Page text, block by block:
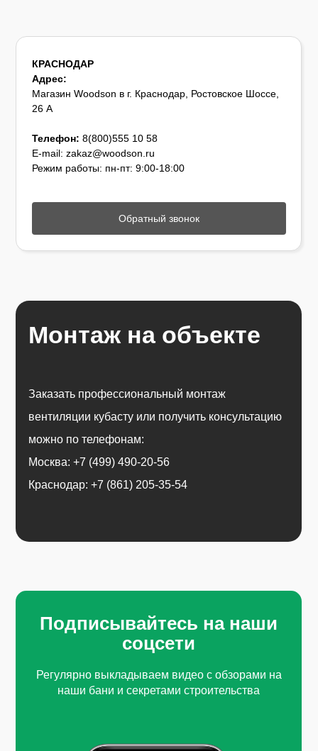
КРАСНОДАР
Адрес:
Магазин Woodson в г. Краснодар, Ростовское Шоссе,
26 А
Телефон: 8(800)555 10 58
E-mail: zakaz@woodson.ru
Режим работы: пн-пт: 9:00-18:00
Обратный звонок
Заказать профессиональный монтаж
вентиляции кубасту или получить консультацию
можно по телефонам:
Москва: +7 (499) 490-20-56
Краснодар: +7 (861) 205-35-54
Монтаж на объекте
Подписывайтесь на наши
соцсети
Регулярно выкладываем видео с обзорами на
наши бани и секретами строительства